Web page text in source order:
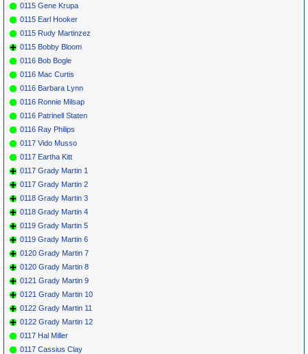
0115 Gene Krupa
0115 Earl Hooker
0115 Rudy Martinzez
0115 Bobby Bloom
0116 Bob Bogle
0116 Mac Curtis
0116 Barbara Lynn
0116 Ronnie Milsap
0116 Patrinell Staten
0116 Ray Philips
0117 Vido Musso
0117 Eartha Kitt
0117 Grady Martin 1
0117 Grady Martin 2
0118 Grady Martin 3
0118 Grady Martin 4
0119 Grady Martin 5
0119 Grady Martin 6
0120 Grady Martin 7
0120 Grady Martin 8
0121 Grady Martin 9
0121 Grady Martin 10
0122 Grady Martin 11
0122 Grady Martin 12
0117 Hal Miller
0117 Cassius Clay